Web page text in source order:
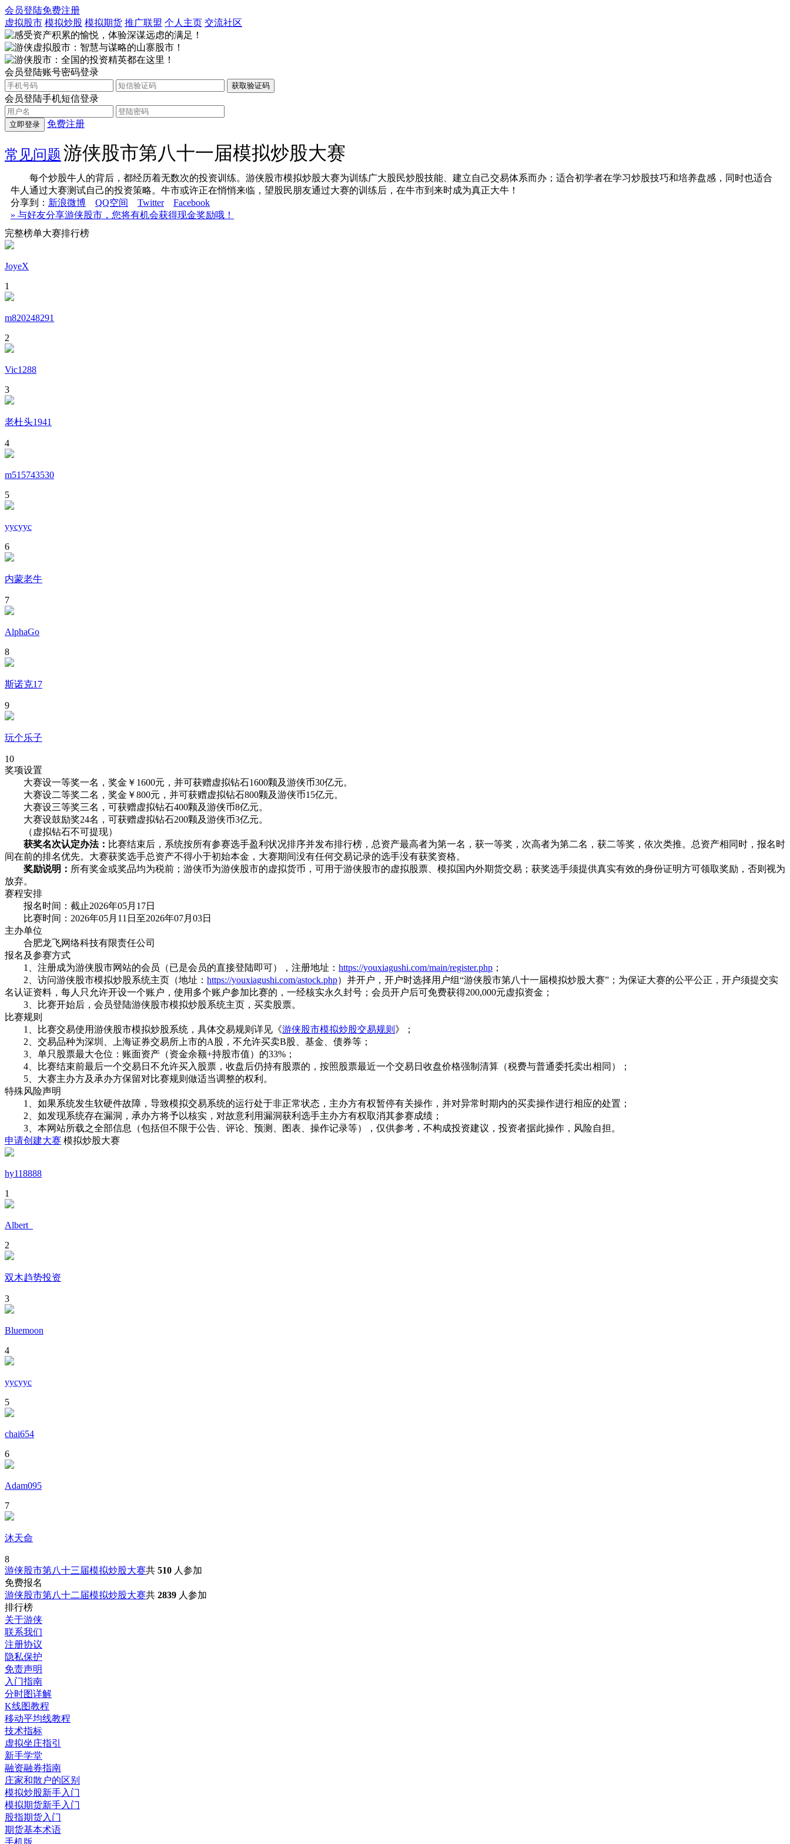
会员登陆免费注册
虚拟股市 模拟炒股 模拟期货 推广联盟 个人主页 交流社区
会员登陆账号密码登录
会员登陆手机短信登录
立即登录 免费注册
常见问题游侠股市第八十一届模拟炒股大赛
每个炒股牛人的背后，都经历着无数次的投资训练。游侠股市模拟炒股大赛为训练广大股民炒股技能、建立自己交易体系而办；适合初学者在学习炒股技巧和培养盘感，同时也适合
牛人通过大赛测试自己的投资策略。牛市或许正在悄悄来临，望股民朋友通过大赛的训练后，在牛市到来时成为真正大牛！
分享到： 新浪微博 QQ空间 Twitter
Facebook
» 与好友分享游侠股市，您将有机会获得现金奖励哦！
完整榜单大赛排行榜
JoyeX
1
m820248291
2
Vic1288
3
老杜头1941
4
m515743530
5
yycyyc
6
内蒙老牛
7
AlphaGo
8
斯诺克17
9
玩个乐子
10
奖项设置
大赛设一等奖一名，奖金￥1600元，并可获赠虚拟钻石1600颗及游侠币30亿元。
大赛设二等奖二名，奖金￥800元，并可获赠虚拟钻石800颗及游侠币15亿元。
大赛设三等奖三名，可获赠虚拟钻石400颗及游侠币8亿元。
大赛设鼓励奖24名，可获赠虚拟钻石200颗及游侠币3亿元。
（虚拟钻石不可提现）
获奖名次认定办法： 比赛结束后，系统按所有参赛选手盈利状况排序并发布排行榜，总资产最高者为第一名，获一等奖，次高者为第二名，获二等奖，依次类推。总资产相同时，报名时
间在前的排名优先。大赛获奖选手总资产不得小于初始本金，大赛期间没有任何交易记录的选手没有获奖资格。
奖励说明： 所有奖金或奖品均为税前；游侠币为游侠股市的虚拟货币，可用于游侠股市的虚拟股票、模拟国内外期货交易；获奖选手须提供真实有效的身份证明方可领取奖励，否则视为
放弃。
赛程安排
报名时间：截止2026年05月17日
比赛时间：2026年05月11日至2026年07月03日
主办单位
合肥龙飞网络科技有限责任公司
报名及参赛方式
1、注册成为游侠股市网站的会员（已是会员的直接登陆即可），注册地址： https://youxiagushi.com/main/register.php ；
2、访问游侠股市模拟炒股系统主页（地址： https://youxiagushi.com/astock.php）并开户，开户时选择用户组“游侠股市第八十一届模拟炒股大赛”；为保证大赛的公平公正，开户须提交实
名认证资料，每人只允许开设一个账户，使用多个账户参加比赛的，一经核实永久封号；会员开户后可免费获得200,000元虚拟资金；
3、比赛开始后，会员登陆游侠股市模拟炒股系统主页，买卖股票。
比赛规则
1、比赛交易使用游侠股市模拟炒股系统，具体交易规则详见《游侠股市模拟炒股交易规则 》；
2、交易品种为深圳、上海证券交易所上市的A股，不允许买卖B股、基金、债券等；
3、单只股票最大仓位：账面资产（资金余额+持股市值）的33%；
4、比赛结束前最后一个交易日不允许买入股票，收盘后仍持有股票的，按照股票最近一个交易日收盘价格强制清算（税费与普通委托卖出相同）；
5、大赛主办方及承办方保留对比赛规则做适当调整的权利。
特殊风险声明
1、如果系统发生软硬件故障，导致模拟交易系统的运行处于非正常状态，主办方有权暂停有关操作，并对异常时期内的买卖操作进行相应的处置；
2、如发现系统存在漏洞，承办方将予以核实，对故意利用漏洞获利选手主办方有权取消其参赛成绩；
3、本网站所载之全部信息（包括但不限于公告、评论、预测、图表、操作记录等），仅供参考，不构成投资建议，投资者据此操作，风险自担。
申请创建大赛 模拟炒股大赛
hy118888
1
Albert_
2
双木趋势投资
3
Bluemoon
4
yycyyc
5
chai654
6
Adam095
7
沐天命
8
游侠股市第八十三届模拟炒股大赛共 510 人参加
免费报名
游侠股市第八十二届模拟炒股大赛共 2839 人参加
排行榜
关于游侠
联系我们
注册协议
隐私保护
免责声明
入门指南
分时图详解
K线图教程
移动平均线教程
技术指标
虚拟坐庄指引
新手学堂
融资融券指南
庄家和散户的区别
模拟炒股新手入门
模拟期货新手入门
股指期货入门
期货基本术语
手机版